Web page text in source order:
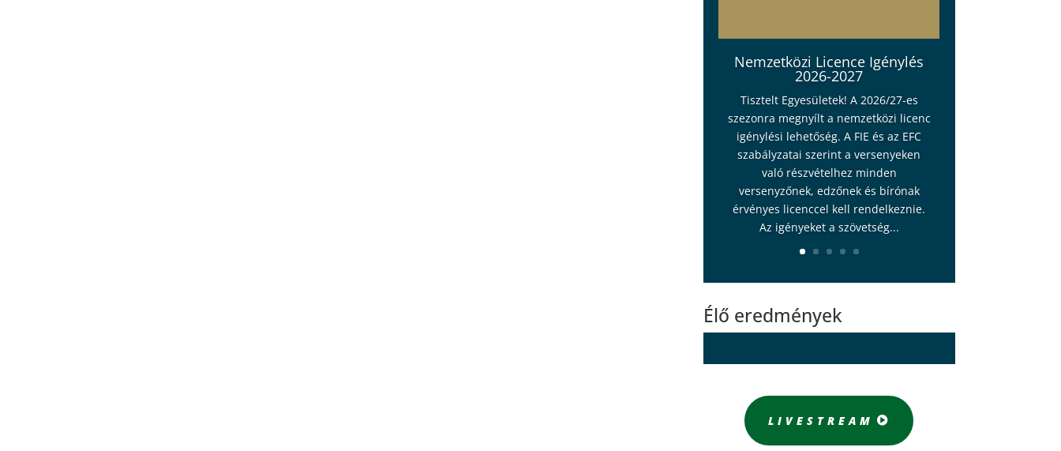
Nemzetközi Licence Igénylés
2026-2027
Tisztelt Egyesületek! A 2026/27-es
szezonra megnyílt a nemzetközi licenc
igénylési lehetőség. A FIE és az EFC
szabályzatai szerint a versenyeken
való részvételhez minden
versenyzőnek, edzőnek és bírónak
érvényes licenccel kell rendelkeznie.
Az igényeket a szövetség...
Élő eredmények
LIVESTREAM